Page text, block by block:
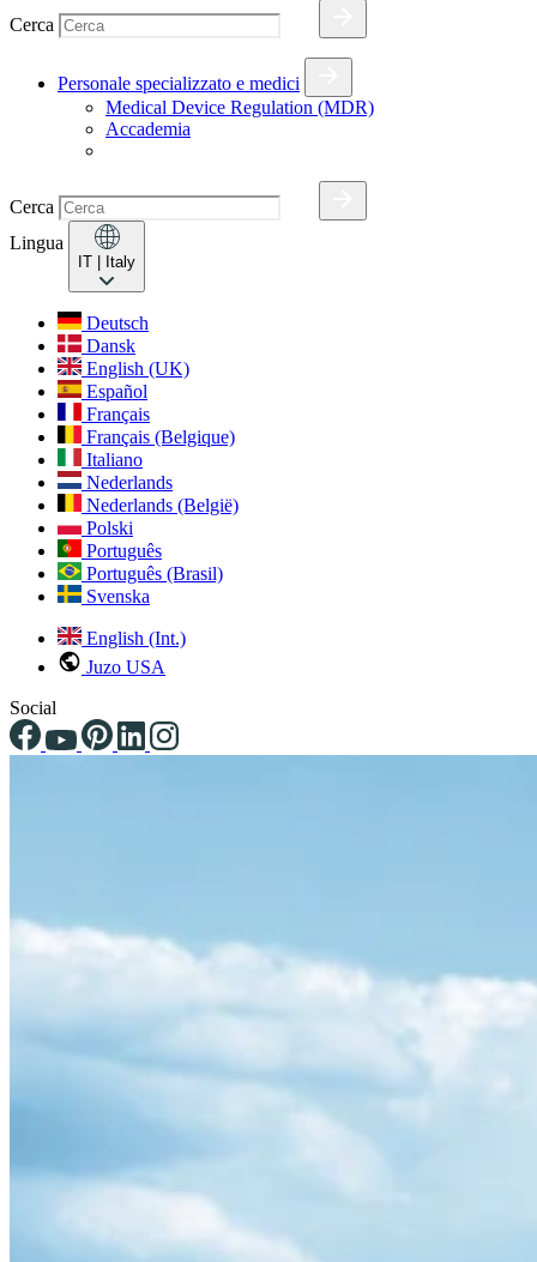
Cerca
Personale specializzato e medici
Medical Device Regulation (MDR)
Accademia
Cerca
Lingua
IT | Italy
Deutsch
Dansk
English (UK)
Español
Français
Français (Belgique)
Italiano
Nederlands
Nederlands (België)
Polski
Português
Português (Brasil)
Svenska
English (Int.)
Juzo USA
Social